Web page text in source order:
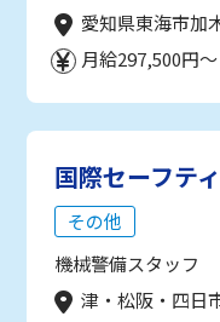
愛知県東海市加
月給297,500円～
国際セーフテ
その他
機械警備スタッフ
津・松阪・四日